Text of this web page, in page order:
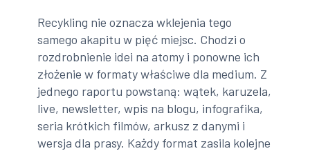
Recykling nie oznacza wklejenia tego
samego akapitu w pięć miejsc. Chodzi o
rozdrobnienie idei na atomy i ponowne ich
złożenie w formaty właściwe dla medium. Z
jednego raportu powstaną: wątek, karuzela,
live, newsletter, wpis na blogu, infografika,
seria krótkich filmów, arkusz z danymi i
wersja dla prasy. Każdy format zasila kolejne